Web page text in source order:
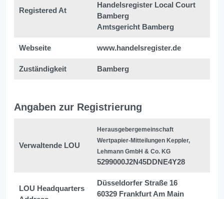
Registered At
Handelsregister Local Court
Bamberg
Amtsgericht Bamberg
Webseite www.handelsregister.de
Zuständigkeit Bamberg
Angaben zur Registrierung
Verwaltende LOU
Herausgebergemeinschaft
Wertpapier-Mitteilungen Keppler,
Lehmann GmbH & Co. KG
5299000J2N45DDNE4Y28
LOU Headquarters
Düsseldorfer Straße 16
60329 Frankfurt Am Main